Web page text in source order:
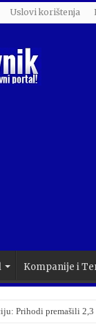
Uslovi korištenja
Kompanije i
Prihodi premašili
poraz na